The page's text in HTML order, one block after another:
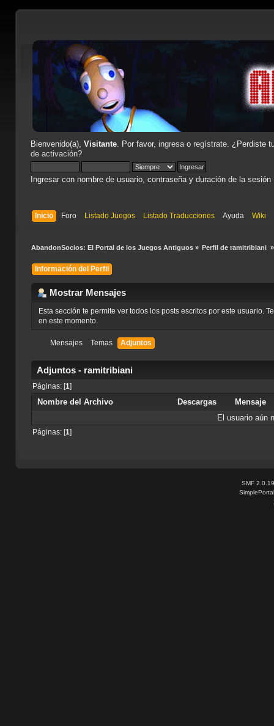
Bienvenido(a), Visitante. Por favor, ingresao regístrate. ¿Perdiste
de activación?
Ingresar con nombre de usuario, contraseña y duración de la sesión
Inicio Foro Listado Juegos Listado Traducciones Ayuda Wiki
AbandonSocios: El Portal de los Juegos Antiguos» Perfil de ramitribiani »
Información del Perfil
Mostrar Mensajes
Esta sección te permite ver todos los posts escritos por este usuario.
en este momento.
Mensajes Temas Adjuntos
Adjuntos - ramitribiani
Páginas: [1]
Nombre del Archivo Descargas
Mensaje
El usuario aún
Páginas: [1]
SMF 2.0.19